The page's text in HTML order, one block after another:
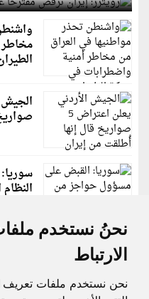
نحنُ نستخدم
الارتباط
نحن نستخدم ملفات تعريف